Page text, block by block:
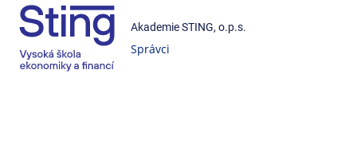
Akademie STING, o.p.s.
Správci